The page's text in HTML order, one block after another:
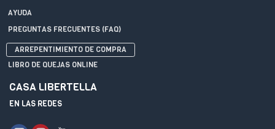
AYUDA
PREGUNTAS FRECUENTES (FAQ)
ARREPENTIMIENTO DE COMPRA
LIBRO DE QUEJAS ONLINE
CASA LIBERTELLA
EN LAS REDES